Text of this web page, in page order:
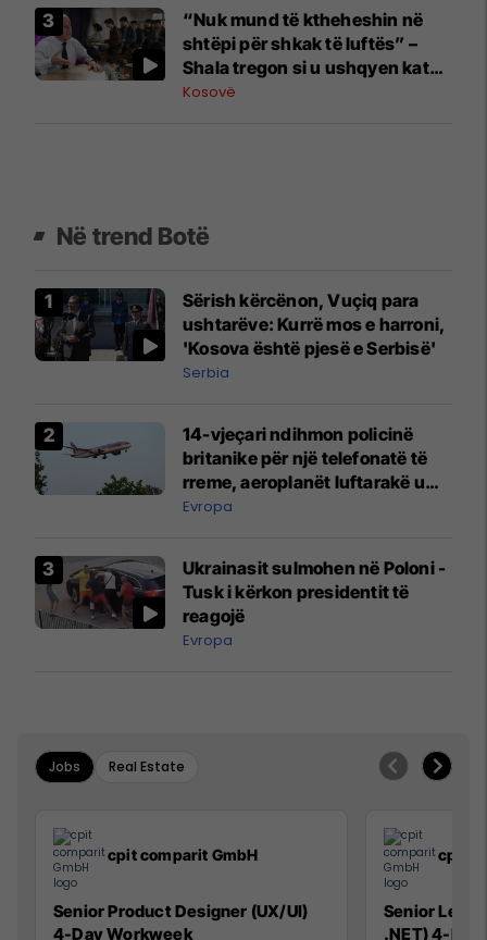
“Nuk mund të ktheheshin në
shtëpi për shkak të luftës” –
Shala tregon si u ushqyen katër
mijë studentë në Prishtinë
Kosovë
Në trend Botë
Sërish kërcënon, Vuçiq para
ushtarëve: Kurrë mos e harroni,
'Kosova është pjesë e Serbisë'
Serbia
14-vjeçari ndihmon policinë
britanike për një telefonatë të
rreme, aeroplanët luftarakë u
ngritën në ajër për të
Mançesterit
Evropa
Ukrainasit sulmohen në Poloni -
Tusk i kërkon presidentit të
reagojë
Evropa
Jobs Real Estate
cpit comparit GmbH
Senior Product Designer (UX/UI)
4-Day Workweek
cpit
Senior Lead
.NET) 4-